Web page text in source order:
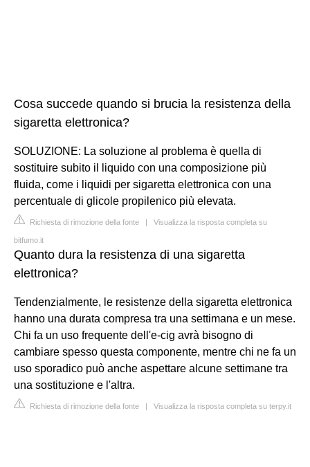
Cosa succede quando si brucia la resistenza della
sigaretta elettronica?
SOLUZIONE: La soluzione al problema è quella di
sostituire subito il liquido con una composizione più
fluida, come i liquidi per sigaretta elettronica con una
percentuale di glicole propilenico più elevata.
Richiesta di rimozione della fonte | Visualizza la risposta completa su
bitfumo.it
Quanto dura la resistenza di una sigaretta
elettronica?
Tendenzialmente, le resistenze della sigaretta elettronica
hanno una durata compresa tra una settimana e un mese.
Chi fa un uso frequente dell'e-cig avrà bisogno di
cambiare spesso questa componente, mentre chi ne fa un
uso sporadico può anche aspettare alcune settimane tra
una sostituzione e l'altra.
Richiesta di rimozione della fonte | Visualizza la risposta completa su terpy.it